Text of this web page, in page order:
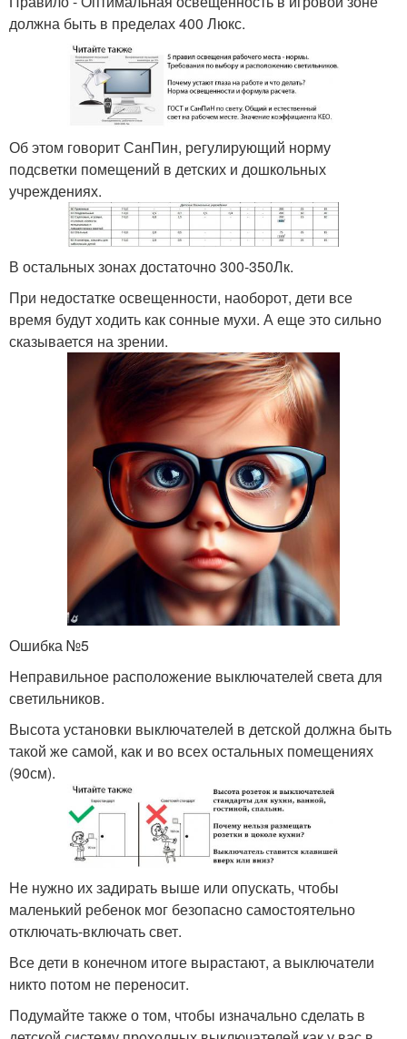
должна быть в пределах 400 Люкс.
Об этом говорит СанПин, регулирующий норму
подсветки помещений в детских и дошкольных
учреждениях.
В остальных зонах достаточно 300-350Лк.
При недостатке освещенности, наоборот, дети все
время будут ходить как сонные мухи. А еще это сильно
сказывается на зрении.
Ошибка №5
Неправильное расположение выключателей света для
светильников.
Высота установки выключателей в детской должна быть
такой же самой, как и во всех остальных помещениях
(90см).
Не нужно их задирать выше или опускать, чтобы
маленький ребенок мог безопасно самостоятельно
отключать-включать свет.
Все дети в конечном итоге вырастают, а выключатели
никто потом не переносит.
Подумайте также о том, чтобы изначально сделать в